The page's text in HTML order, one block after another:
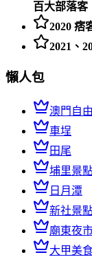
百大部落客
2020 痞
2021、
懶人包
澳門自
車埕
田尾
埔里景
日月潭
新社景
廟東夜
大甲美